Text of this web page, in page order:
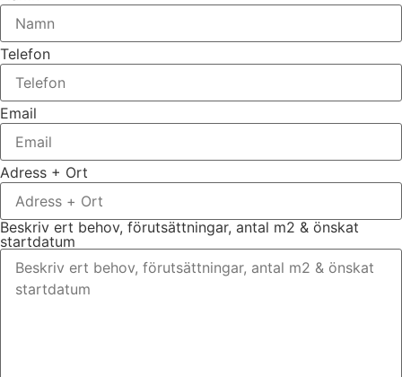
Telefon
Email
Adress + Ort
Beskriv ert behov, förutsättningar, antal m2 & önskat
startdatum